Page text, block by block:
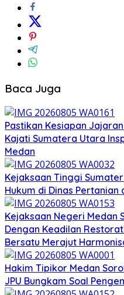
Baca Juga
Pastikan Kesiapan
Kajati Sumatera Utara
Medan
Kejaksaan Tinggi
Hukum di Dinas Pertanian
Kejaksaan Negeri Medan
Dengan Keadilan
Bersatu Merajut
Hakim Tipikor Medan
JPU Bungkam Soal